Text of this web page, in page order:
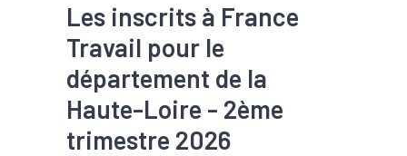
Les inscrits à France
Travail pour le
département de la
Haute-Loire - 2ème
trimestre 2026